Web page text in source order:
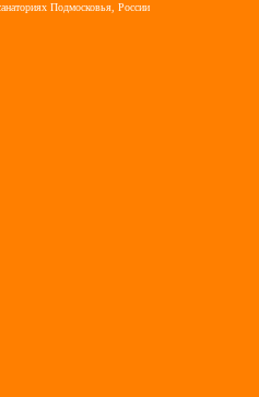
Подмосковья, России